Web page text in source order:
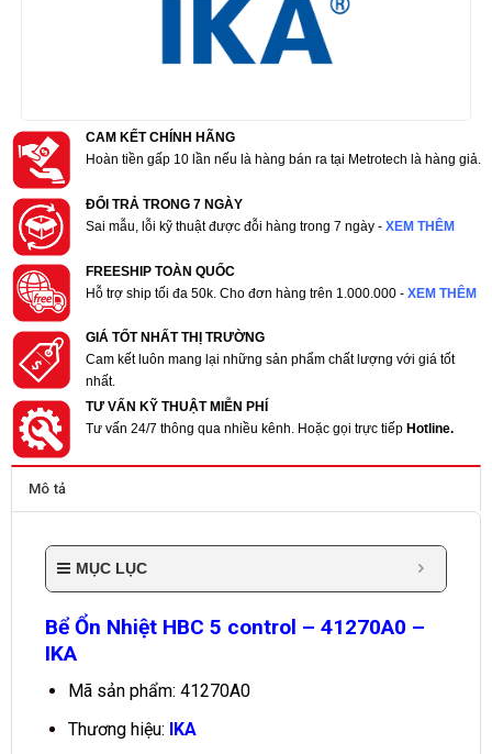
CAM KẾT CHÍNH HÃNG
Hoàn tiền gấp 10 lần nếu là hàng bán ra tại Metrotech là hàng giả.
ĐỔI TRẢ TRONG 7 NGÀY
Sai mẫu, lỗi kỹ thuật được đỗi hàng trong 7 ngày - XEM THÊM
FREESHIP TOÀN QUỐC
Hỗ trợ ship tối đa 50k. Cho đơn hàng trên 1.000.000 - XEM THÊM
GIÁ TỐT NHẤT THỊ TRƯỜNG
Cam kết luôn mang lại những sản phẩm chất lượng với giá tốt
nhất.
TƯ VẤN KỸ THUẬT MIỄN PHÍ
Tư vấn 24/7 thông qua nhiều kênh. Hoặc gọi trực tiếp Hotline.
Mô tả
MỤC LỤC
Bể Ổn Nhiệt HBC 5 control – 41270A0 –
IKA
Mã sản phẩm: 41270A0
Thương hiệu: IKA